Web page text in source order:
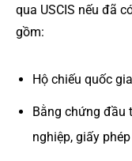
qua USCIS nếu đã
gồm:
Hộ chiếu quốc
Bằng chứng đầu
nghiệp, giấy